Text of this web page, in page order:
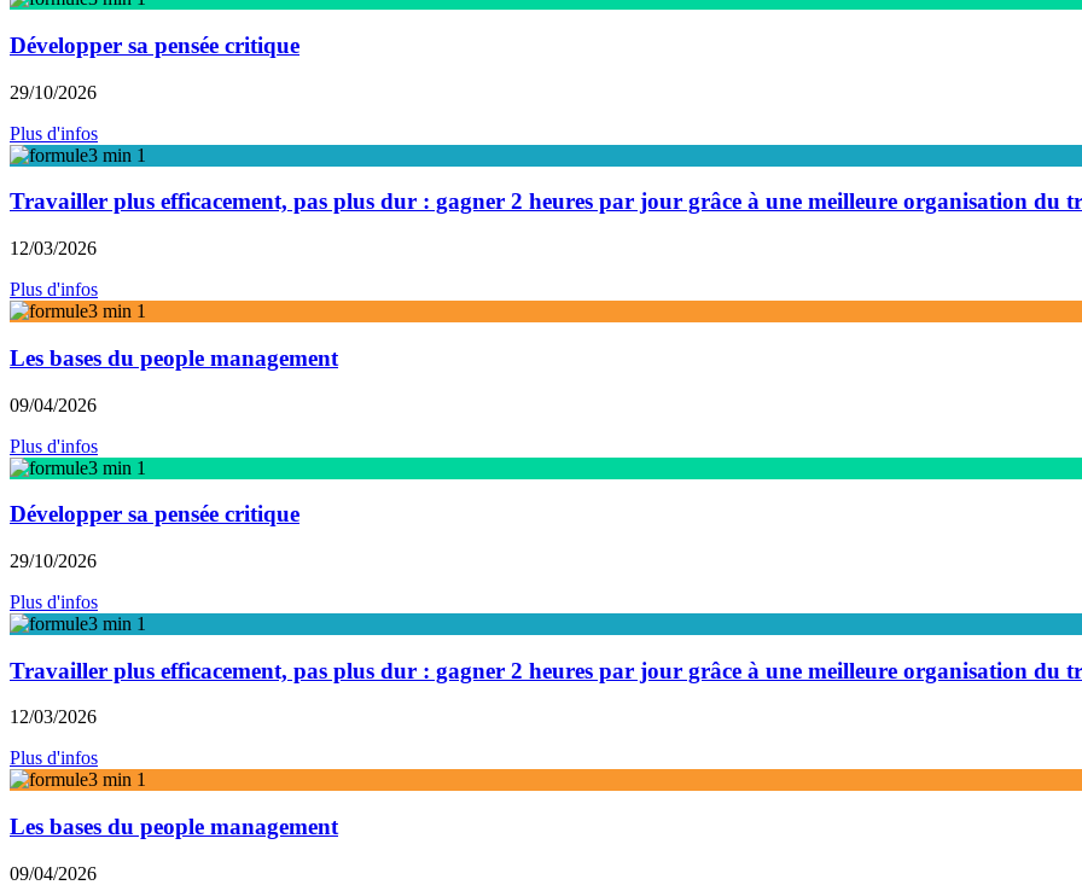
Développer sa pensée critique
29/10/2026
Plus d'infos
Travailler plus efficacement, pas plus dur : gagner 2 heures par jour grâce à une meilleure organisation du
12/03/2026
Plus d'infos
Les bases du people management
09/04/2026
Plus d'infos
Développer sa pensée critique
29/10/2026
Plus d'infos
Travailler plus efficacement, pas plus dur : gagner 2 heures par jour grâce à une meilleure organisation du
12/03/2026
Plus d'infos
Les bases du people management
09/04/2026